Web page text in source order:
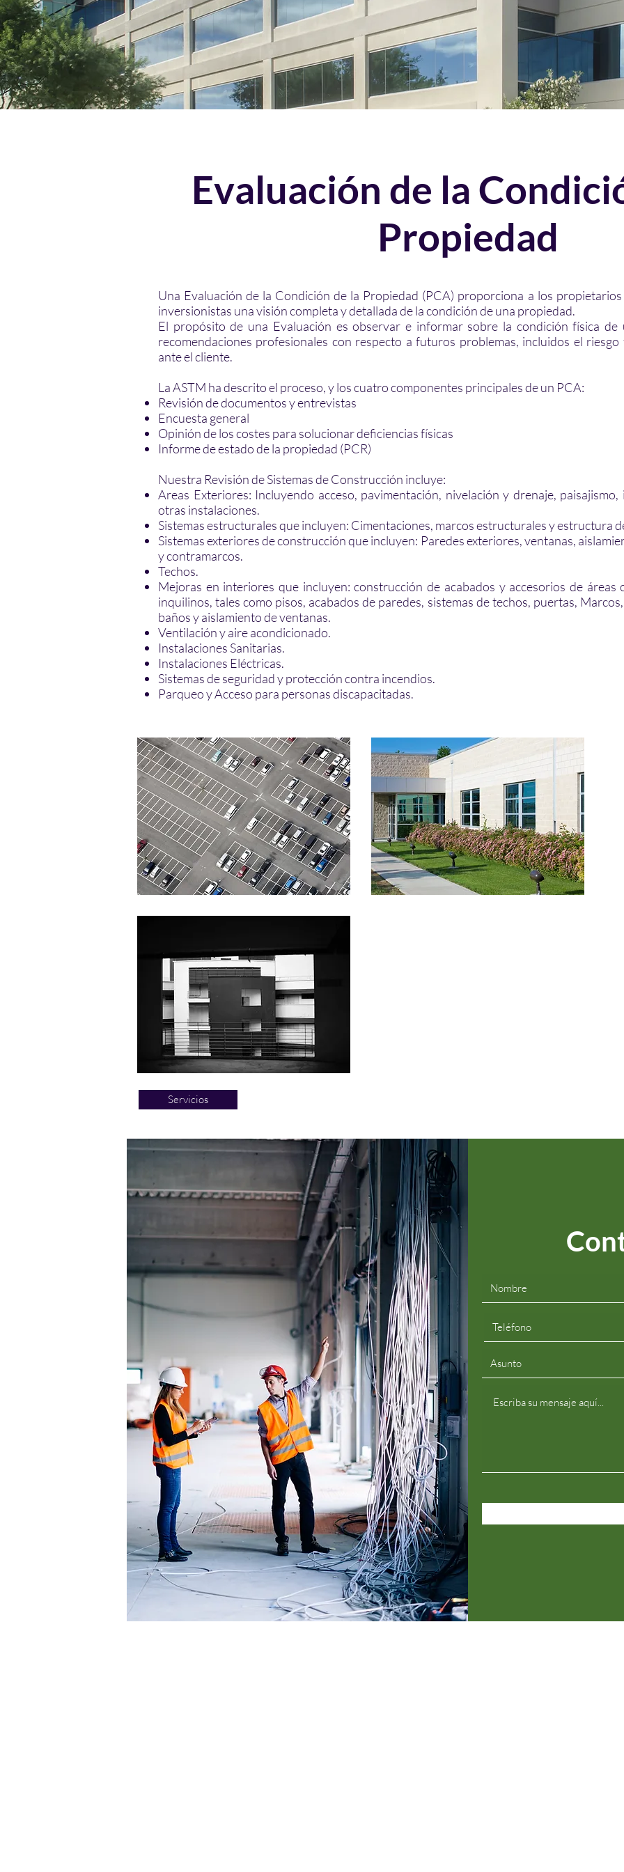
Evaluación de la
Propiedad
Una Evaluación de la Condición de la Propiedad (PCA) proporciona a los
inversionistas una visión completa y detallada de la condición de una propiedad.
El propósito de una Evaluación es observar e informar sobre la condición física
recomendaciones profesionales con respecto a futuros problemas, incluidos el
ante el cliente.
La ASTM ha descrito el proceso, y los cuatro componentes principales de un PCA:
Revisión de documentos y entrevistas
Encuesta general
Opinión de los costes para solucionar deficiencias físicas
Informe de estado de la propiedad (PCR)
Nuestra Revisión de Sistemas de Construcción incluye:
Areas Exteriores: Incluyendo acceso, pavimentación, nivelación y drenaje,
otras instalaciones.
Sistemas estructurales que incluyen: Cimentaciones, marcos estructurales y estructura
Sistemas exteriores de construcción que incluyen: Paredes exteriores, ventanas,
y contramarcos.
Techos.
Mejoras en interiores que incluyen: construcción de acabados y accesorios de áreas
inquilinos, tales como pisos, acabados de paredes, sistemas de techos, puertas,
baños y aislamiento de ventanas.
Ventilación y aire acondicionado.
Instalaciones Sanitarias.
Instalaciones Eléctricas.
Sistemas de seguridad y protección contra incendios.
Parqueo y Acceso para personas discapacitadas.
Servicios
©2019 by INGENIEROS CONSULTORES S.A. (ICSA). Proudly created with Wix.com